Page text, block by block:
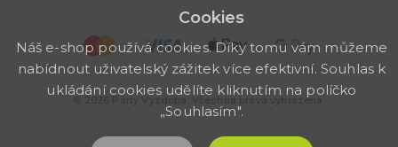
© 2026 Párty Výzdoba. Všechna práva vyhrazena.
Cookies
Náš e-shop používá cookies. Díky tomu vám můžeme
nabídnout uživatelský zážitek více efektivní. Souhlas k
ukládání cookies udělíte kliknutím na políčko
„Souhlasím".